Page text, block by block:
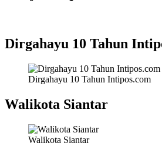
Dirgahayu 10 Tahun
Dirgahayu 10 Tahun Intipos.com
Walikota Siantar
Walikota Siantar